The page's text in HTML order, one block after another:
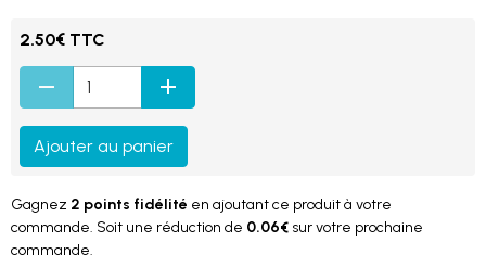
2.50€ TTC
Ajouter au panier
Gagnez 2 points fidélité en ajoutant ce produit à votre
commande. Soit une réduction de 0.06€ sur votre prochaine
commande.